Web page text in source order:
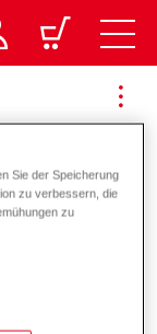
und
Sie der Speicherung
zu verbessern, die
zu